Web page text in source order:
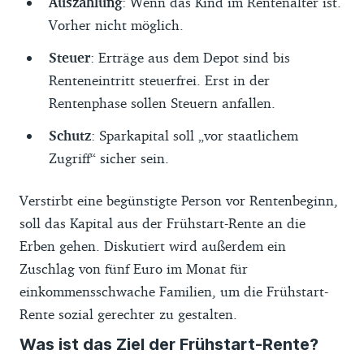
Vorher nicht möglich.
Steuer: Erträge aus dem Depot sind bis
Renteneintritt steuerfrei. Erst in der
Rentenphase sollen Steuern anfallen.
Schutz: Sparkapital soll „vor staatlichem
Zugriff“ sicher sein.
Verstirbt eine begünstigte Person vor Rentenbeginn,
soll das Kapital aus der Frühstart-Rente an die
Erben gehen. Diskutiert wird außerdem ein
Zuschlag von fünf Euro im Monat für
einkommensschwache Familien, um die Frühstart-
Rente sozial gerechter zu gestalten.
Was ist das Ziel der Frühstart-Rente?